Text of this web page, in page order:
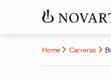
Home Carreras